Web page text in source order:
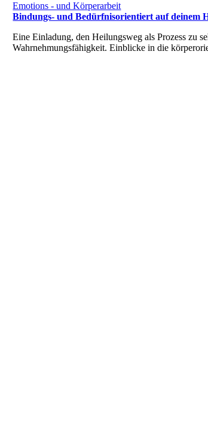
Emotions - und Körperarbeit
Bindungs- und Bedürfnisorientiert auf deinem
Eine Einladung, den Heilungsweg als Prozess zu
Wahrnehmungsfähigkeit. Einblicke in die